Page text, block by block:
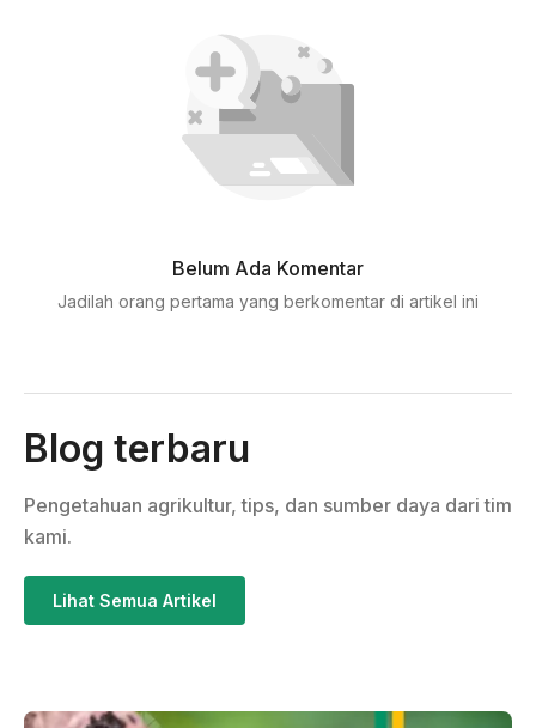
Belum Ada Komentar
Jadilah orang pertama yang berkomentar di artikel ini
Blog terbaru
Pengetahuan agrikultur, tips, dan sumber daya dari tim
kami.
Lihat Semua Artikel